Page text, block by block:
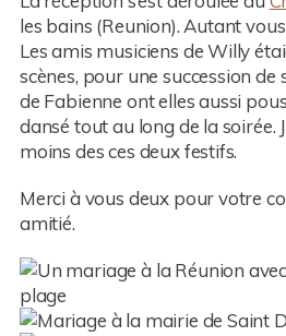
les bains (Reunion). Autant
Les amis musiciens de Willy
scènes, pour une succession de
de Fabienne ont elles aussi
dansé tout au long de la soirée.
moins des ces deux festifs.
Merci à vous deux pour votre
amitié.